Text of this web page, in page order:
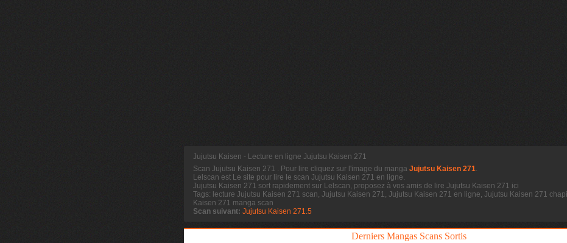
Jujutsu Kaisen - Lecture en ligne Jujutsu Kaisen 271
Scan Jujutsu Kaisen 271 . Pour lire cliquez sur l'image du manga Jujutsu Kaisen 271.
Lelscan est Le site pour lire le scan Jujutsu Kaisen 271 en ligne.
Jujutsu Kaisen 271 sort rapidement sur Lelscan, proposez à vos amis de lire Jujutsu Kaisen 271 ici
Tags: lecture Jujutsu Kaisen 271 scan, Jujutsu Kaisen 271, Jujutsu Kaisen 271 en ligne, Jujutsu Kaisen 271
Kaisen 271 manga scan
Scan suivant: Jujutsu Kaisen 271.5
Derniers Mangas Scans Sortis